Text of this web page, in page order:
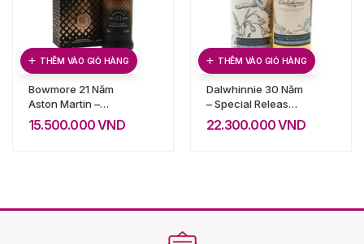
THÊM VÀO GIỎ HÀNG
Bowmore 21 Năm
Aston Martin –
Limited Edition
15.500.000VND
THÊM VÀO GIỎ HÀNG
Dalwhinnie 30 Năm
– Special Release
2020
22.300.000VND